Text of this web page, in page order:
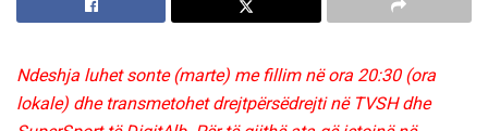
Ndeshja luhet sonte (marte) me fillim në ora 20:30(ora
lokale) dhe transmetohet drejtpërsëdrejti në TVSH dhe